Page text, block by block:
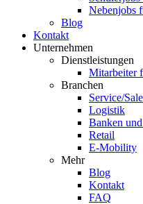
Nebenjobs
Blog
Kontakt
Unternehmen
Dienstleistungen
Mitarbeiter
Branchen
Service/
Logistik
Banken
Retail
E-Mobility
Mehr
Blog
Kontakt
FAQ